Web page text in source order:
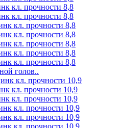
кл. прочности 8,8
кл. прочности 8,8
кл. прочности 8,8
кл. прочности 8,8
кл. прочности 8,8
кл. прочности 8,8
кл. прочности 8,8
голов..
кл. прочности 10,9
кл. прочности 10,9
кл. прочности 10,9
кл. прочности 10,9
кл. прочности 10,9
кл. прочности 10,9